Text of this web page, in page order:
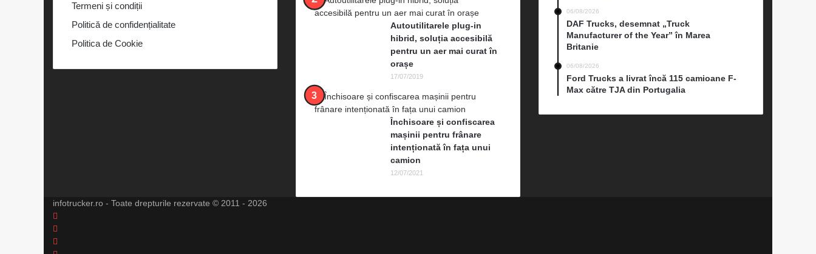
Termeni și condiții
Politică de confidențialitate
Politica de Cookie
Autoutilitarele plug-in
hibrid, soluția accesibilă
pentru un aer mai curat în
orașe
17/07/2019
Închisoare și confiscarea
mașinii pentru frânare
intenționată în fața unui
camion
12/07/2021
06/08/2026
DAF Trucks, desemnat „Truck
Manufacturer of the Year” în Marea
Britanie
06/08/2026
Ford Trucks a livrat încă 115 camioane F-
Max către TJA din Portugalia
infotrucker.ro - Toate drepturile rezervate © 2011 - 2026